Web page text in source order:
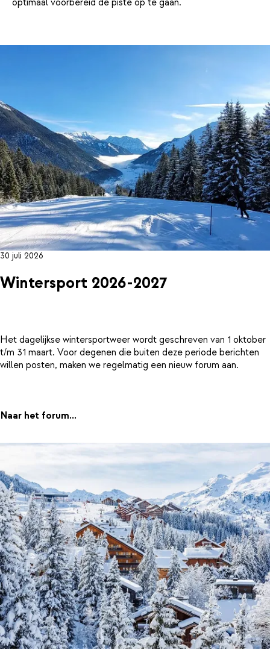
30 juli 2026
Wintersport 2026-2027
Het dagelijkse wintersportweer wordt geschreven van 1 oktober
t/m 31 maart. Voor degenen die buiten deze periode berichten
willen posten, maken we regelmatig een nieuw forum aan.
Naar het forum...